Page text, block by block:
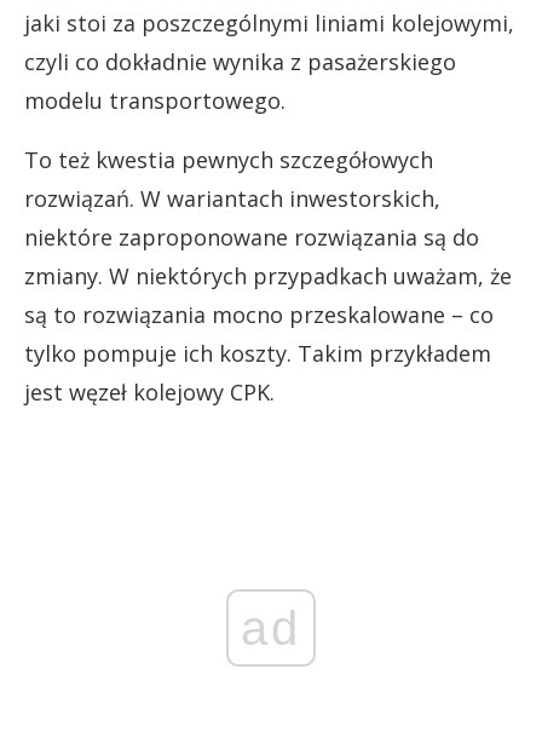
jaki stoi za poszczególnymi liniami kolejowymi,
czyli co dokładnie wynika z pasażerskiego
modelu transportowego.
To też kwestia pewnych szczegółowych
rozwiązań. W wariantach inwestorskich,
niektóre zaproponowane rozwiązania są do
zmiany. W niektórych przypadkach uważam, że
są to rozwiązania mocno przeskalowane – co
tylko pompuje ich koszty. Takim przykładem
jest węzeł kolejowy CPK.
ad